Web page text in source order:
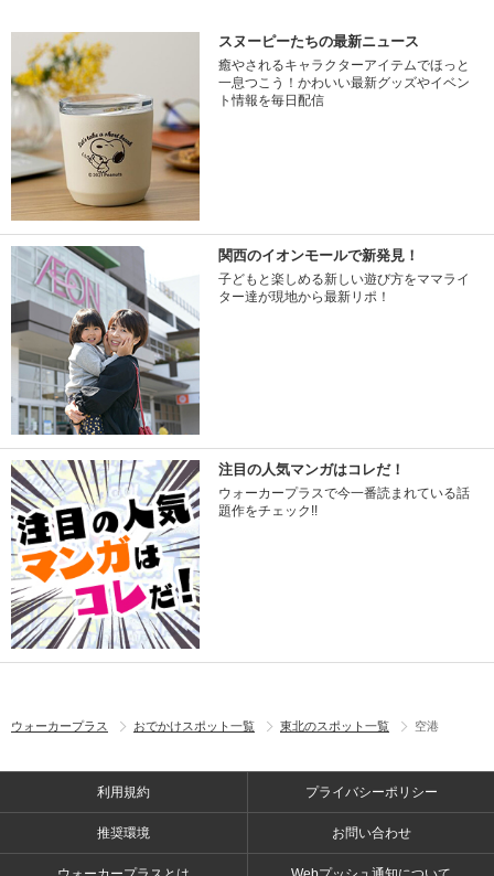
スヌーピーたちの最新ニュース
癒やされるキャラクターアイテムでほっと
一息つこう！かわいい最新グッズやイベン
ト情報を毎日配信
関西のイオンモールで新発見！
子どもと楽しめる新しい遊び方をママライ
ター達が現地から最新リポ！
注目の人気マンガはコレだ！
ウォーカープラスで今一番読まれている話
題作をチェック!!
ウォーカープラス おでかけスポット一覧 東北のスポット一覧 空港
利用規約 プライバシーポリシー
推奨環境 お問い合わせ